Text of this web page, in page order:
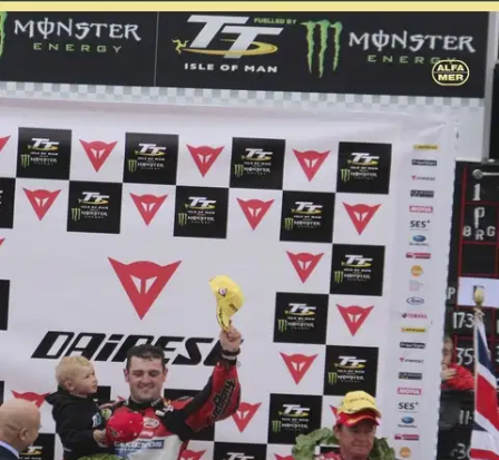
Ei saatavilla
Tuotekuvaus
Man-saaren olivat aiemmin MM-osakilpailu, mutta sitten kilpailun
vaarallisuuden takia osa kuljettajista alkoi boikotoida sitä, ja lopulta
se menetti tuon arvon. Viime vuosina yleisö on taas löytänyt Man-
saarelle. Kilpailun pituus - neljä tai kuusi kierrosta -vastaa kahta tai
kolmea peräkkäin ajettavaa moto-gp-kilpailua. Manxin kaltaista
tunnelmaa ei kuitenkaan löydy mistään muualta.Mikko Paaso on
aiemmin kirjoittanut Alfamerille moottoripyöräilystä kertovat kirjat
Ajamisen nautinto ja onnettomuuksista ja niiden välttämisestä
kertovan kirjan Moottoripyöräilyn riskienhallinta sekä ollut mukana
kirjoittamassa kirjoja Ratahauskaa - Road Racing harrastuksena ja
Moottoripyörällä Eurooppaan.
Näytä lisää tuotekuvausta